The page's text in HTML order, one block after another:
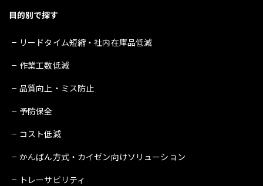
目的別で探す
リードタイム短縮・社内在庫品低減
作業工数低減
品質向上・ミス防止
予防保全
コスト低減
かんばん方式・カイゼン向けソリューション
トレーサビリティ